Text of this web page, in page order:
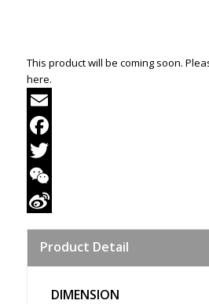
This product will be coming soon.
here.
Email
Facebook
Twitter
WeChat
Weibo
Product Detail
DIMENSION